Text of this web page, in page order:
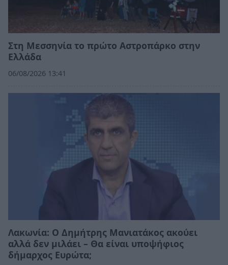
Στη Μεσσηνία το πρώτο Αστροπάρκο στην
Ελλάδα
06/08/2026 13:41
Λακωνία: Ο Δημήτρης Μανιατάκος ακούει
αλλά δεν μιλάει – Θα είναι υποψήφιος
δήμαρχος Ευρώτα;